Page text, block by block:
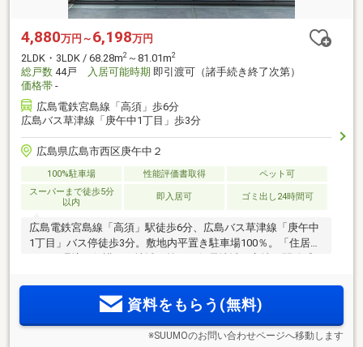
4,880万円～ 6,198万円
2LDK・3LDK / 68.28m2 ～81.01m2
総戸数 44戸 入居可能時期 即引渡可（諸手続き終了次第）
価格帯 -
広島電鉄宮島線「高須」歩6分
広島バス草津線「庚午中1丁目」歩3分
広島県広島市西区庚午中２
100%駐車場 性能評価書取得
ペット可
スーパーまで徒歩5分
以内
即入居可 ゴミ出し24時間可
広島電鉄宮島線「高須」駅徒歩6分、広島バス草津線「庚午中
1丁目」バス停徒歩3分。敷地内平置き駐車場100％。「住居と
のサーパスマンション誕生。
資料をもらう(無料)
※SUUMOのお問い合わせページへ移動します